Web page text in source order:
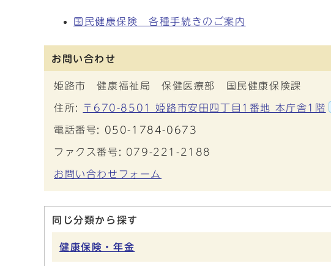
国民健康保険 各種手続きのご案内
お問い合わせ
姫路市 健康福祉局 保健医療部 国民健康保険課
住所: 〒670-8501 姫路市安田四丁目1番地 本庁舎1階
電話番号: 050-1784-0673
ファクス番号: 079-221-2188
お問い合わせフォーム
同じ分類から探す
健康保険・年金